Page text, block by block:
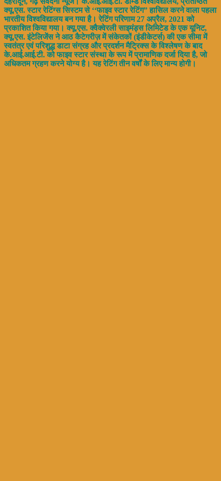
क्यू.एस. स्टार रेटिंग्स सिस्टम से ‘‘फाइव स्टार रेटिंग” हासिल करने वाला पहला
भारतीय विश्वविद्यालय बन गया है। रेटिंग परिणाम 27 अप्रैल, 2021 को
प्रकाशित किया गया। क्यू.एस. क्वैक्वेरली साइमंड्स लिमिटेड के एक यूनिट,
क्यू.एस. इंटेलिजेंस ने आठ कैटेगरीज़ में संकेतकों (इंडीकेटर्स) की एक सीमा में
स्वतंत्र एवं परिशुद्ध डाटा संग्रह और प्रदर्शन मैट्रिक्स के विश्लेषण के बाद
के.आई.आई.टी. को फाइव स्टार संस्था के रूप में प्रामाणिक दर्जा दिया है, जो
अधिकतम ग्रहण करने योग्य है। यह रेटिंग तीन वर्षों के लिए मान्य होगी।